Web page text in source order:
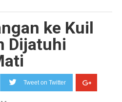
ke Kuil
Dijatuhi
Tweet on Twitter